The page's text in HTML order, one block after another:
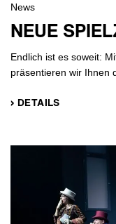
News
NEUE
Endlich ist es soweit:
präsentieren wir Ihnen
› DETAILS